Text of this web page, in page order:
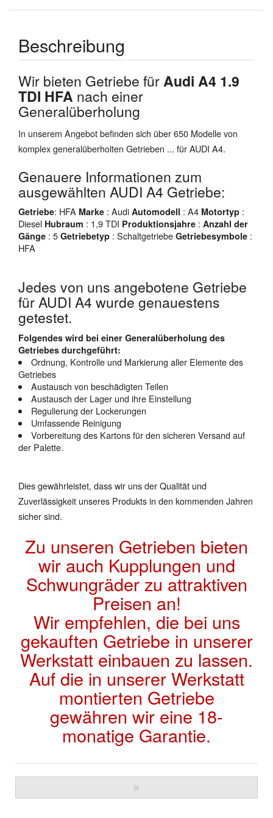
Beschreibung
Wir bieten Getriebe fürAudi A4 1.9
TDI HFA nach einer
Generalüberholung
In unserem Angebot befinden sich über 650 Modelle von
komplex generalüberholten Getrieben ... für AUDI A4.
Genauere Informationen zum
ausgewählten AUDI A4 Getriebe:
Getriebe: HFA Marke : Audi Automodell : A4 Motortyp :
Diesel Hubraum : 1,9 TDI Produktionsjahre : Anzahl der
Gänge : 5 Getriebetyp : Schaltgetriebe Getriebesymbole :
HFA
Jedes von uns angebotene Getriebe
für AUDI A4 wurde genauestens
getestet.
Folgendes wird bei einer Generalüberholung des
Getriebes durchgeführt:
Ordnung, Kontrolle und Markierung aller Elemente des
Getriebes
Austausch von beschädigten Teilen
Austausch der Lager und ihre Einstellung
Regulierung der Lockerungen
Umfassende Reinigung
Vorbereitung des Kartons für den sicheren Versand auf
der Palette.
Dies gewährleistet, dass wir uns der Qualität und
Zuverlässigkeit unseres Produkts in den kommenden Jahren
sicher sind.
Zu unseren Getrieben bieten
wir auch Kupplungen und
Schwungräder zu attraktiven
Preisen an!
Wir empfehlen, die bei uns
gekauften Getriebe in unserer
Werkstatt einbauen zu lassen.
Auf die in unserer Werkstatt
montierten Getriebe
gewähren wir eine 18-
monatige Garantie.